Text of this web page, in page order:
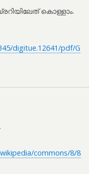
കൊള്ളാം.
digitue.12641/pdf/G
commons/8/8